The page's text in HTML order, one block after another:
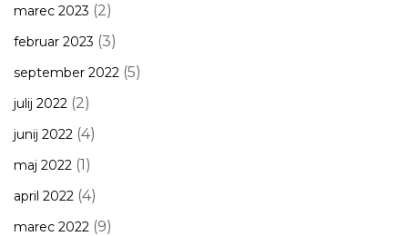
marec 2023 (2)
februar 2023 (3)
september 2022 (5)
julij 2022 (2)
junij 2022 (4)
maj 2022 (1)
april 2022 (4)
marec 2022 (9)